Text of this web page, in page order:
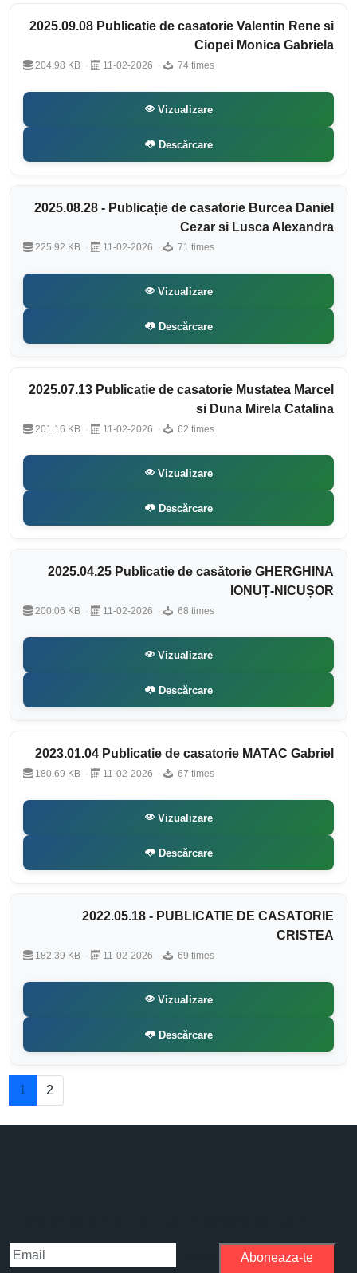
2025.09.08 Publicatie de casatorie Valentin Rene si
Ciopei Monica Gabriela
204.98 KB 11-02-2026 74 times
Vizualizare
Descărcare
2025.08.28 - Publicație de casatorie Burcea Daniel
Cezar si Lusca Alexandra
225.92 KB 11-02-2026 71 times
Vizualizare
Descărcare
2025.07.13 Publicatie de casatorie Mustatea Marcel
si Duna Mirela Catalina
201.16 KB 11-02-2026 62 times
Vizualizare
Descărcare
2025.04.25 Publicatie de casătorie GHERGHINA
IONUȚ-NICUȘOR
200.06 KB 11-02-2026 68 times
Vizualizare
Descărcare
2023.01.04 Publicatie de casatorie MATAC Gabriel
180.69 KB 11-02-2026 67 times
Vizualizare
Descărcare
2022.05.18 - PUBLICATIE DE CASATORIE
CRISTEA
182.39 KB 11-02-2026 69 times
Vizualizare
Descărcare
1 2
Aboneaza-te